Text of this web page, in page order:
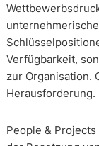
Verfügbarkeit,
zur Organisation.
Herausforderung.
People &